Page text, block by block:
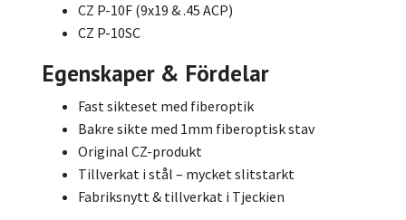
CZ P-10F (9x19 & .45 ACP)
CZ P-10SC
Egenskaper & Fördelar
Fast sikteset med fiberoptik
Bakre sikte med 1mm fiberoptisk stav
Original CZ-produkt
Tillverkat i stål – mycket slitstarkt
Fabriksnytt & tillverkat i Tjeckien